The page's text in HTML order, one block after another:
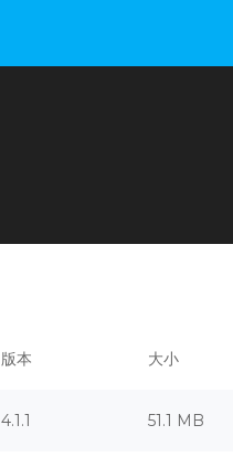
版本 大小
4.1.1 51.1 MB